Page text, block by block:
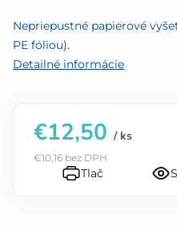
5
hviezdičiek.
Nepriepustné papierové
PE fóliou).
Detailné informácie
€12,50 / ks
€10,16 bez DPH
Tlač